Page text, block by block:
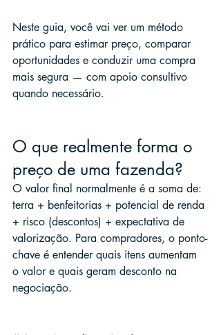
Neste guia, você vai ver um método
prático para estimar preço, comparar
oportunidades e conduzir uma compra
mais segura — com apoio consultivo
quando necessário.
O que realmente forma o
preço de uma fazenda?
O valor final normalmente é a soma de:
terra + benfeitorias + potencial de renda
+ risco (descontos) + expectativa de
valorização. Para compradores, o ponto-
chave é entender quais itens aumentam
o valor e quais geram desconto na
negociação.